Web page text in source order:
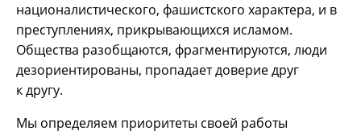
националистического, фашистского характера, и в
преступлениях, прикрывающихся исламом.
Общества разобщаются, фрагментируются, люди
дезориентированы, пропадает доверие друг
к другу.
Мы определяем приоритеты своей работы